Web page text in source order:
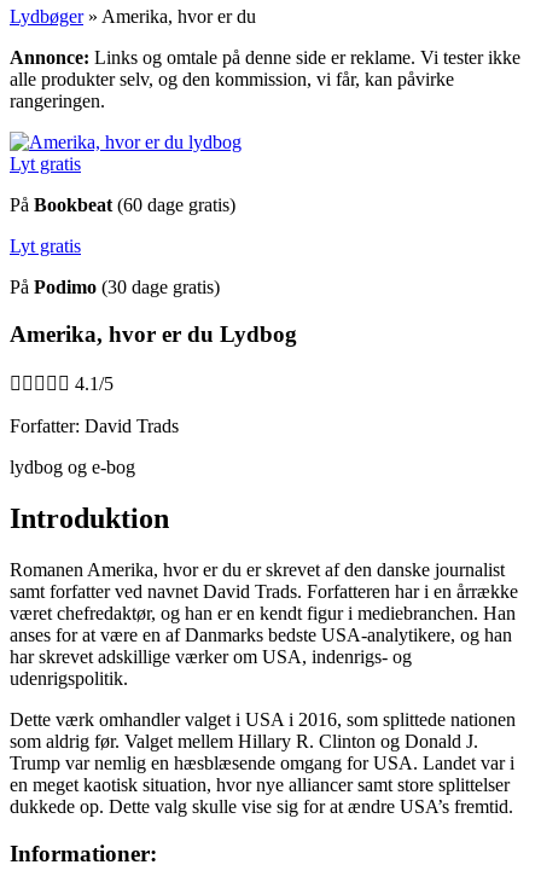
Lydbøger» Amerika, hvor er du
Annonce: Links og omtale på denne side er reklame. Vi tester ikke
alle produkter selv, og den kommission, vi får, kan påvirke
rangeringen.
Lyt gratis
På Bookbeat (60 dage gratis)
Lyt gratis
På Podimo (30 dage gratis)
Amerika, hvor er du Lydbog
     4.1/5
Forfatter: David Trads
lydbog og e-bog
Introduktion
Romanen Amerika, hvor er du er skrevet af den danske journalist
samt forfatter ved navnet David Trads. Forfatteren har i en årrække
været chefredaktør, og han er en kendt figur i mediebranchen. Han
anses for at være en af Danmarks bedste USA-analytikere, og han
har skrevet adskillige værker om USA, indenrigs- og
udenrigspolitik.
Dette værk omhandler valget i USA i 2016, som splittede nationen
som aldrig før. Valget mellem Hillary R. Clinton og Donald J.
Trump var nemlig en hæsblæsende omgang for USA. Landet var i
en meget kaotisk situation, hvor nye alliancer samt store splittelser
dukkede op. Dette valg skulle vise sig for at ændre USA’s fremtid.
Informationer: